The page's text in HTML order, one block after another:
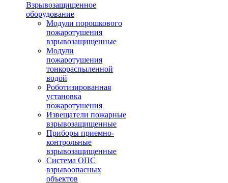
Взрывозащищенное
оборудование
Модули порошкового
пожаротушения
взрывозащищенные
Модули
пожаротушения
тонкораспыленной
водой
Роботизированная
установка
пожаротушения
Извещатели пожарные
взрывозащищенные
Приборы приемно-
контрольные
взрывозащищенные
Система ОПС
взрывоопасных
объектов